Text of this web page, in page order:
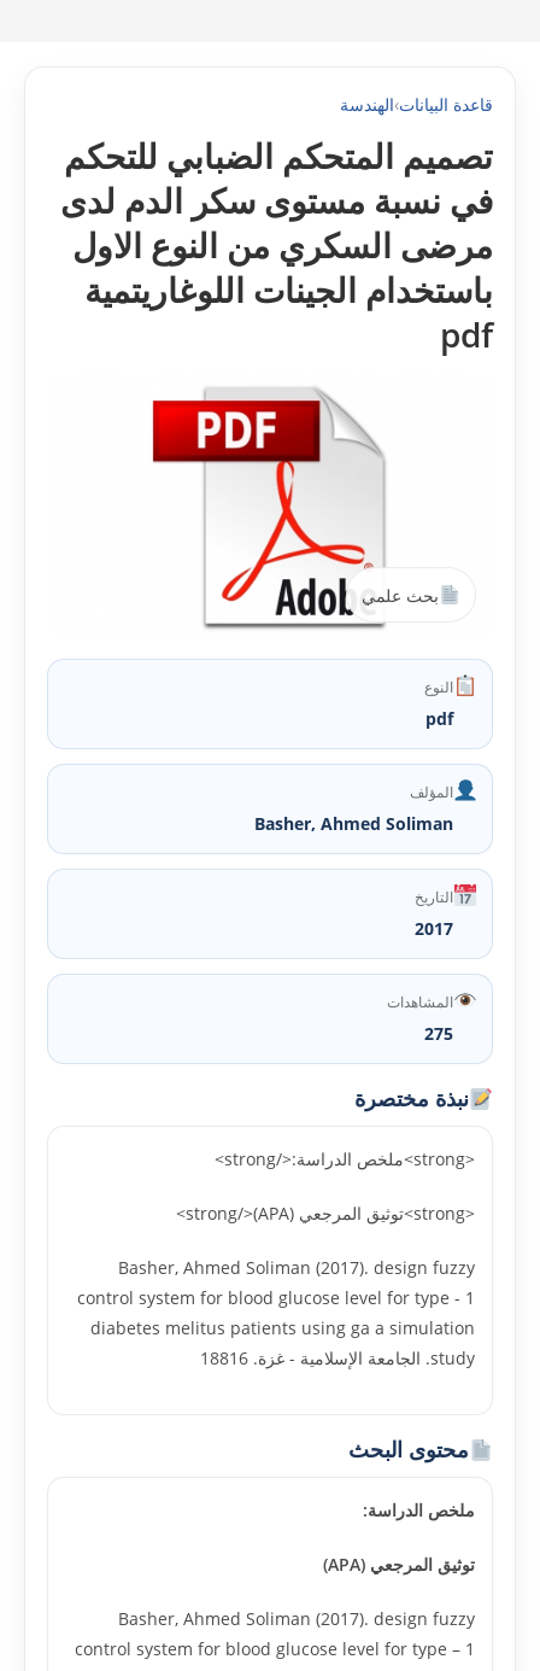
قاعدة البيانات›الهندسة
تصميم المتحكم الضبابي للتحكم
في نسبة مستوى سكر الدم لدى
مرضى السكري من النوع الاول
باستخدام الجينات اللوغاريتمية
pdf
بحث علمي
النوع
pdf
المؤلف
Basher, Ahmed Soliman
التاريخ
2017
المشاهدات
275
نبذة مختصرة
<strong>ملخص الدراسة:</strong>
<strong>توثيق المرجعي (APA)</strong>
Basher, Ahmed Soliman (2017). design fuzzy
control system for blood glucose level for type - 1
diabetes melitus patients using ga a simulation
study. الجامعة الإسلامية - غزة. 18816
محتوى البحث
ملخص الدراسة:
توثيق المرجعي (APA)
Basher, Ahmed Soliman (2017). design fuzzy
control system for blood glucose level for type – 1